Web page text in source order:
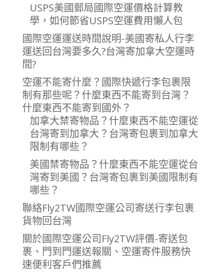
USPS美國郵局國際空運價格計算教
學，如何節省USPS空運費用懶人包
國際空運運送時間說明-美國寄私人行李
運送回台灣要多久?台灣寄加拿大空運時
間?
空運不能寄什麼？國際快遞行李包裹限
制有那些呢？什麼東西不能寄到台灣？
什麼東西不能寄到國外？
加拿大禁寄物品？什麼東西不能空運從
台灣寄到加拿大？台灣寄包裹到加拿大
限制有哪些？
美國禁寄物品？什麼東西不能空運從台
灣寄到美國？台灣寄包裹到美國限制有
哪些？
聯絡Fly2TW國際空運公司寄送行李包裹
貨物回台灣
關於國際空運公司Fly2TW評價-寄送包
裹、門到門運送報關、空運寄件服務快
速便利客戶們推薦